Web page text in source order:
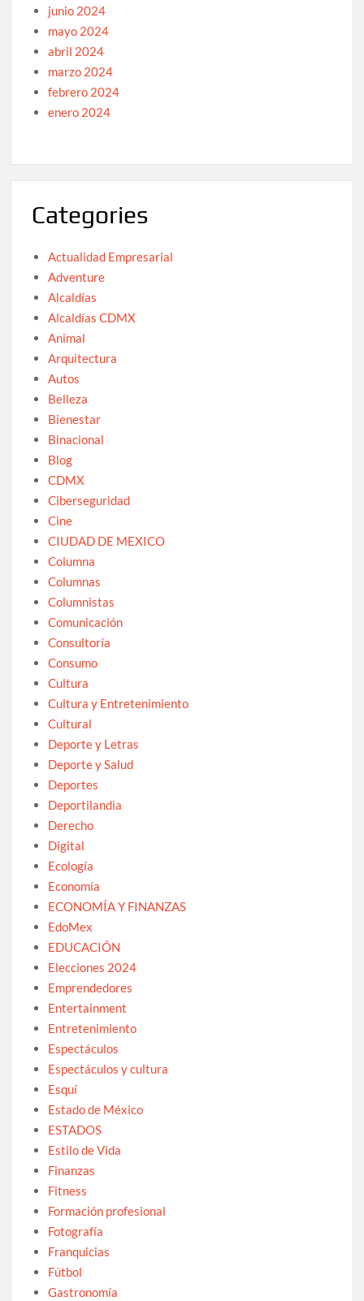
junio 2024
mayo 2024
abril 2024
marzo 2024
febrero 2024
enero 2024
Categories
Actualidad Empresarial
Adventure
Alcaldías
Alcaldías CDMX
Animal
Arquitectura
Autos
Belleza
Bienestar
Binacional
Blog
CDMX
Ciberseguridad
Cine
CIUDAD DE MEXICO
Columna
Columnas
Columnistas
Comunicación
Consultoría
Consumo
Cultura
Cultura y Entretenimiento
Cultural
Deporte y Letras
Deporte y Salud
Deportes
Deportilandia
Derecho
Digital
Ecología
Economía
ECONOMÍA Y FINANZAS
EdoMex
EDUCACIÓN
Elecciones 2024
Emprendedores
Entertainment
Entretenimiento
Espectáculos
Espectáculos y cultura
Esquí
Estado de México
ESTADOS
Estilo de Vida
Finanzas
Fitness
Formación profesional
Fotografía
Franquicias
Fútbol
Gastronomía